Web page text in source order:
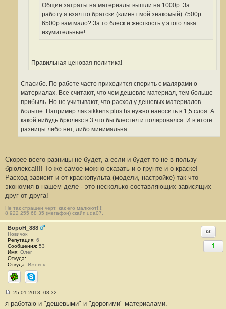
Общие затраты на материалы вышли на 1000р. За
работу я взял по братски (клиент мой знакомый) 7500р.
6500р вам мало? За то блеск и жесткость у этого лака
изумительные!
Правильная ценовая политика!
Спасибо. По работе часто приходится спорить с малярами о
материалах. Все считают, что чем дешевле материал, тем больше
прибыль. Но не учитывают, что расход у дешевых материалов
больше. Например лак sikkens plus hs нужно наносить в 1,5 слоя. А
какой нибудь брюлекс в 3 что бы блестел и полировался. И в итоге
разницы либо нет, либо минимальна.
Скорее всего разницы не будет, а если и будет то не в пользу
брюлекса!!!! То же самое можно сказать и о грунте и о краске!
Расход зависит и от краскопульта (модели, настройке) так что
экономия в нашем деле - это несколько составляющих зависящих
друг от друга!
Не так страшен черт, как его малюют!!!!
8 922 255 68 35 (мегафон) скайп uda07.
BopoH_888
Новичок
Репутация: 6
Сообщения: 53
Имя: Олег
Откуда:
Откуда: Ижевск
ICQ Skype
1
о
25.01.2013, 08:32
я работаю и "дешевыми" и "дорогими" материалами.